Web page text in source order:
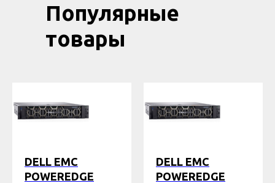
Популярные
товары
DELL EMC
POWEREDGE
DELL EMC
POWEREDGE